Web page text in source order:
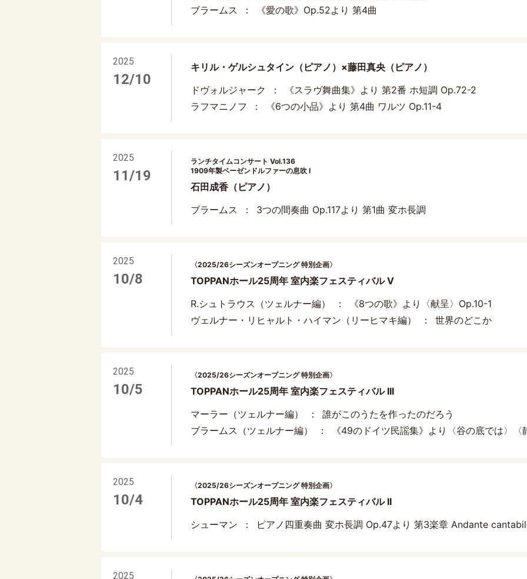
ブラームス
《愛の歌》Op.52より 第4曲
2025
12/10
キリル・ゲルシュタイン（ピアノ）×藤田真央（ピアノ）
ドヴォルジャーク
《スラヴ舞曲集》より 第2番 ホ短調 Op.72-2
ラフマニノフ
《6つの小品》より 第4曲 ワルツ Op.11-4
2025
11/19
ランチタイムコンサート Vol.136
1909年製ベーゼンドルファーの息吹 I
石田成香（ピアノ）
ブラームス
3つの間奏曲 Op.117より 第1曲 変ホ長調
2025
10/8
〈2025/26シーズンオープニング 特別企画〉
TOPPANホール25周年 室内楽フェスティバル V
R.シュトラウス（ツェルナー編）
《8つの歌》より〈献呈〉Op.10-1
ヴェルナー・リヒャルト・ハイマン（リーヒマキ編）
世界のどこか
2025
10/5
〈2025/26シーズンオープニング 特別企画〉
TOPPANホール25周年 室内楽フェスティバル III
マーラー（ツェルナー編）
誰がこのうたを作ったのだろう
ブラームス（ツェルナー編）
《49のドイツ民謡集》より〈谷の底では〉〈
2025
10/4
〈2025/26シーズンオープニング 特別企画〉
TOPPANホール25周年 室内楽フェスティバル II
シューマン
ピアノ四重奏曲 変ホ長調 Op.47より 第3楽章 Andante
2025